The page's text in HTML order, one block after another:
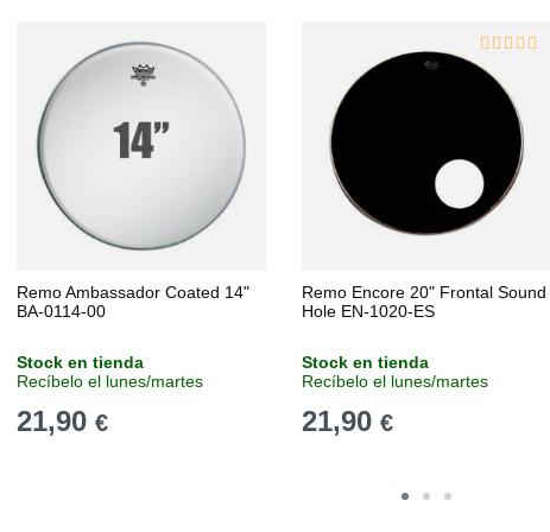
Remo Ambassador Coated 14"
BA-0114-00
Stock en tienda
Recíbelo el lunes/martes
21,90 €
Remo Encore 20" Frontal Sound
Hole EN-1020-ES
Stock en tienda
Recíbelo el lunes/martes
21,90 €